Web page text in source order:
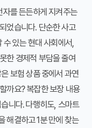
를 든든하게 지켜주는
었습니다. 단순한 사고
있는 현대 사회에서,
한 경제적 부담을 줄여
보험 상품 중에서 과연
까요? 복잡한 보장 내용
니다. 다행히도, 스마트
해결하고1분 만에 찾는